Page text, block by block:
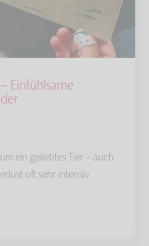
Einfühlsame
ein geliebtes Tier – auch
oft sehr intensiv.